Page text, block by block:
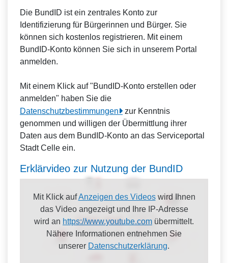
Die BundID ist ein zentrales Konto zur
Identifizierung für Bürgerinnen und Bürger. Sie
können sich kostenlos registrieren. Mit einem
BundID-Konto können Sie sich in unserem Portal
anmelden.
Mit einem Klick auf "BundID-Konto erstellen oder
anmelden" haben Sie die
Datenschutzbestimmungen
zur Kenntnis
genommen und willigen der Übermittlung ihrer
Daten aus dem BundID-Konto an das Serviceportal
Stadt Celle ein.
Erklärvideo zur Nutzung der BundID
Mit Klick aufAnzeigen des Videoswird Ihnen
das Video angezeigt und Ihre IP-Adresse
wird an https://www.youtube.com übermittelt.
Nähere Informationen entnehmen Sie
unserer Datenschutzerklärung.